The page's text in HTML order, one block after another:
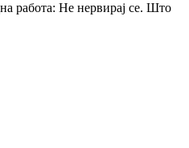
работа: Не нервирај се. Што